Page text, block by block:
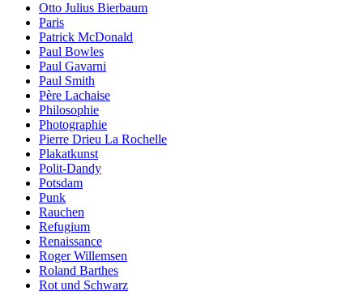
Otto Julius Bierbaum
Paris
Patrick McDonald
Paul Bowles
Paul Gavarni
Paul Smith
Père Lachaise
Philosophie
Photographie
Pierre Drieu La Rochelle
Plakatkunst
Polit-Dandy
Potsdam
Punk
Rauchen
Refugium
Renaissance
Roger Willemsen
Roland Barthes
Rot und Schwarz